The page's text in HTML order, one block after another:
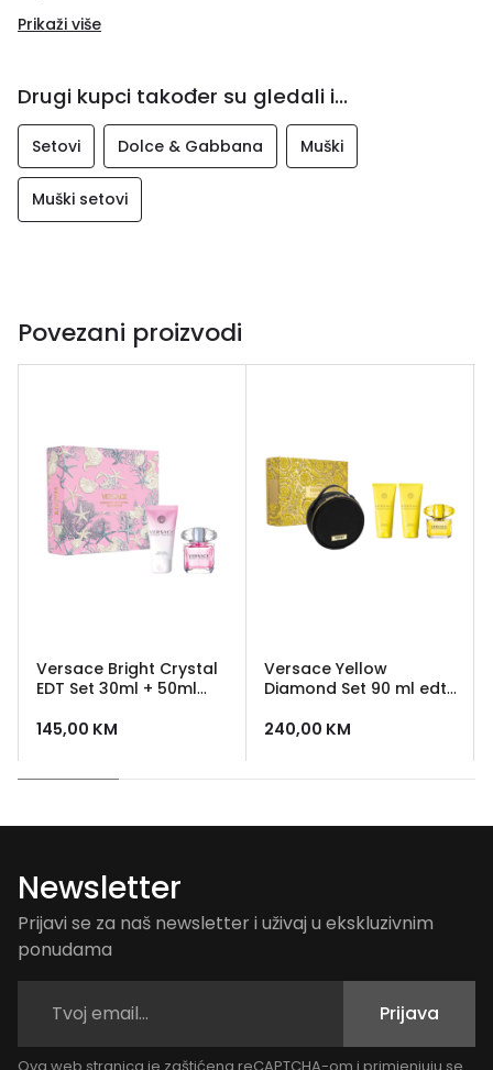
kuće Dolce & Gabbana, početkom marta mjeseca, 2008.
ovog parfema, i da “od njega napravi pravi UOMO , tj
muževni muški parfem, klasičan, ne banalno klasičan, već
mušku klasiku koja će trajati godinama, i biti parfem koji će
žene obožavati.”
Prikaži više
Drugi kupci također su gledali i...
Setovi Dolce & Gabbana Muški
Muški setovi
Povezani proizvodi
Versace Bright Crystal
EDT Set 30ml + 50ml
145,00 KM
Versace Yellow
Diamond Set 90 ml edt
gel za tusiranje +
240,00 KM
Newsletter
Prijavi se za naš newsletter i uživaj u ekskluzivnim
ponudama
Prijava